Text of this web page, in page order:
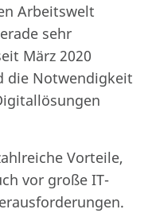
Arbeitswelt
sehr
März 2020
die Notwendigkeit
Vorteile,
vor große IT-